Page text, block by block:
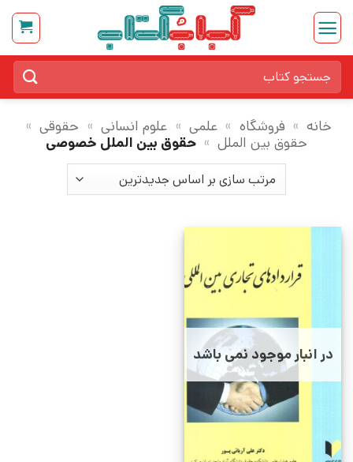
Skip
content
برای:
خانه » فروشگاه » علمی » علوم انسانی » حقوقی »
حقوق بین الملل » حقوق بین الملل خصوصی
در انبار موجود نمی باشد